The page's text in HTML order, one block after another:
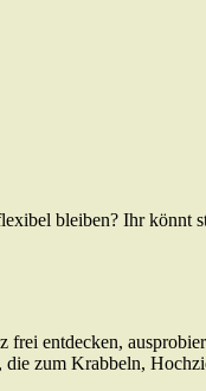
bleiben? Ihr könnt
entdecken,
zum Krabbeln,